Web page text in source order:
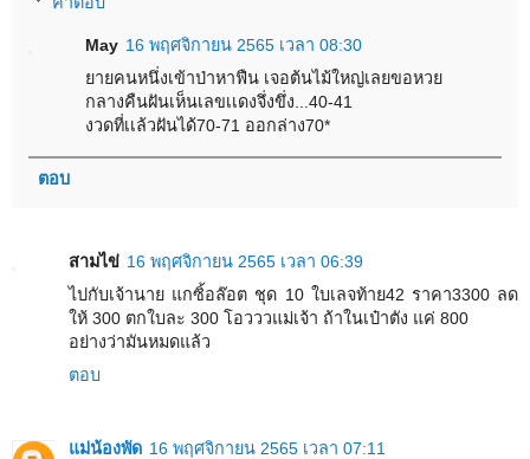
May 16 พฤศจิกายน 2565 เวลา 08:30
ยายคนหนึ่งเข้าป่าหาฟืน เจอต้นไม้ใหญ่เลยขอหวย
กลางคืนฝันเห็นเลขเเดงจึ่งขึ่ง...40-41
งวดที่เเล้วฝันได้70-71 ออกล่าง70*
ตอบ
สามไข่ 16 พฤศจิกายน 2565 เวลา 06:39
ไปกับเจ้านาย แกซิ้อล๊อต ชุด 10 ใบเลจท้าย42 ราคา3300 ลด
ให้ 300 ตกใบละ 300 โอวววแม่เจ้า ถ้าในเป๋าตัง แค่ 800
อย่างว่ามันหมดแล้ว
ตอบ
แม่น้องพัด 16 พฤศจิกายน 2565 เวลา 07:11